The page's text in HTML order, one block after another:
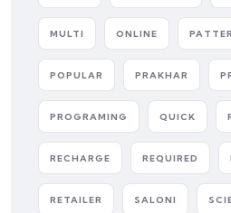
MULTI ONLINE
POPULAR PRAKHAR
PROGRAMING QUICK
RECHARGE REQUIRED
RETAILER SALONI